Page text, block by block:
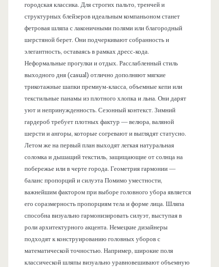
городская классика. Для строгих пальто, тренчей и
структурных блейзеров идеальным компаньоном станет
фетровая шляпа с лаконичными полями или благородный
шерстяной берет. Они подчеркивают собранность и
элегантность, оставаясь в рамках дресс-кода.
Неформальные прогулки и отдых. Расслабленный стиль
выходного дня (casual) отлично дополняют мягкие
трикотажные шапки премиум-класса, объемные кепи или
текстильные панамы из плотного хлопка и льна. Они дарят
уют и непринужденность. Сезонный контекст. Зимний
гардероб требует плотных фактур — велюра, валяной
шерсти и ангоры, которые согревают и выглядят статусно.
Летом же на первый план выходят легкая натуральная
соломка и дышащий текстиль, защищающие от солнца на
побережье или в черте города. Геометрия гармонии —
баланс пропорций и силуэта Помимо уместности,
важнейшим фактором при выборе головного убора является
его соразмерность пропорциям тела и форме лица. Шляпа
способна визуально гармонизировать силуэт, выступая в
роли архитектурного акцента. Немецкие дизайнеры
подходят к конструированию головных уборов с
математической точностью. Например, широкие поля
классической шляпы визуально уравновешивают объемную